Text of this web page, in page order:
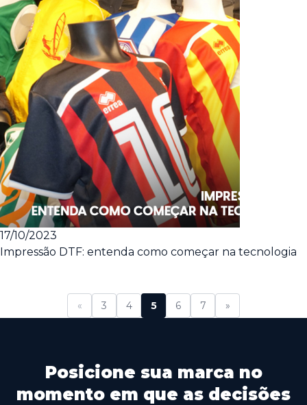
17/10/2023
Impressão DTF: entenda como começar na tecnologia
« 3 4 5 6 7 »
Posicione sua marca no
momento em que as decisões